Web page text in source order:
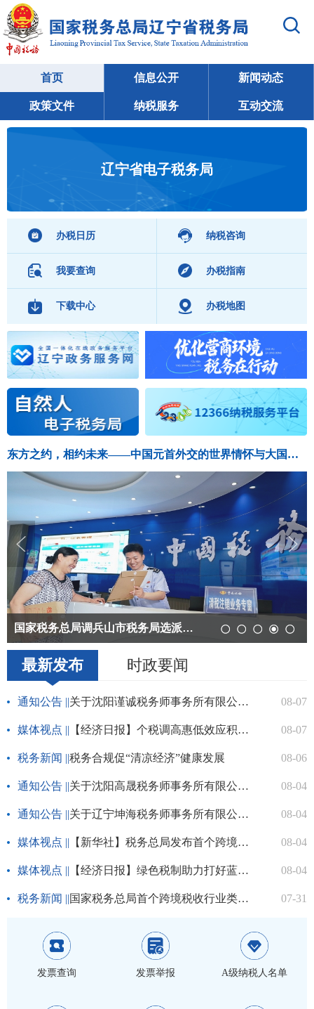
首页 信息公开 新闻动态
政策文件 纳税服务 互动交流
辽宁省电子税务局
办税日历 纳税咨询
我要查询 办税指南
下载中心 办税地图
东方之约，相约未来——中国元首外交的世界情怀与大国气派
税务合规促“清凉经济”健康发展 国家税务总局阜新市清河门区税务局税务干部深入...
国家税务总局调兵山市税务局选派业务骨干辅导纳...
阜新税务税宣小分队组织大学生走进社区
最新发布 时政要闻
通知公告 || 08-07
关于沈阳谨诚税务师事务所有限公司办理行政登记的公示
媒体视点 || 08-07
【经济日报】个税调高惠低效应积极显现
税务新闻 || 08-06
税务合规促“清凉经济”健康发展
通知公告 || 08-04
关于沈阳高晟税务师事务所有限公司办理行政登记的公示
通知公告 || 08-04
关于辽宁坤海税务师事务所有限公司办理行政登记的公示
媒体视点 || 08-04
【新华社】税务总局发布首个跨境税收行业类指引
媒体视点 || 08-04
【经济日报】绿色税制助力打好蓝天保卫战
税务新闻 || 07-31
国家税务总局首个跨境税收行业类指引《国际运输涉税服务指引》正式发布
发票查询 发票举报 A级纳税人名单